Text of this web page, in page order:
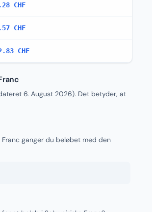
CHF
CHF
CHF
6. August 2026). Det betyder, at
Franc ganger du beløbet med den